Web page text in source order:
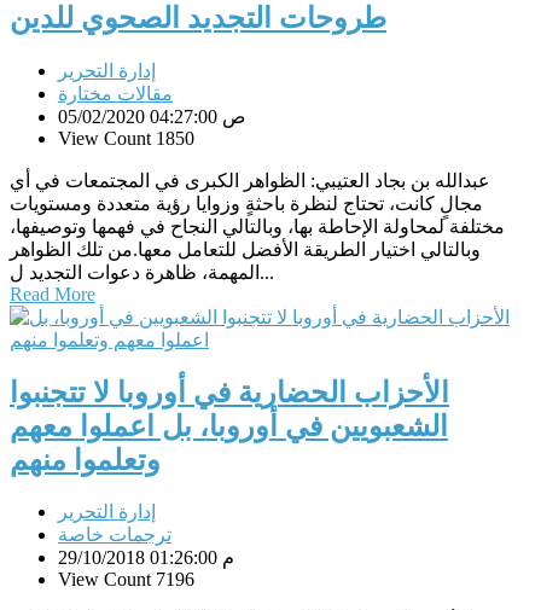
طروحات التجديد الصحوي للدين
إدارة التحرير
مقالات مختارة
05/02/2020 04:27:00 ص
View Count 1850
عبدالله بن بجاد العتيبي: الظواهر الكبرى في المجتمعات في أي
مجالٍ كانت، تحتاج لنظرة باحثةٍ وزوايا رؤية متعددة ومستويات
مختلفة لمحاولة الإحاطة بها، وبالتالي النجاح في فهمها وتوصيفها،
وبالتالي اختيار الطريقة الأفضل للتعامل معها.من تلك الظواهر
المهمة، ظاهرة دعوات التجديد ل...
Read More
الأحزاب الحضارية في أوروبا لا تتجنبوا
الشعبويين في أوروبا، بل اعملوا معهم
وتعلموا منهم
إدارة التحرير
ترجمات خاصة
29/10/2018 01:26:00 م
View Count 7196